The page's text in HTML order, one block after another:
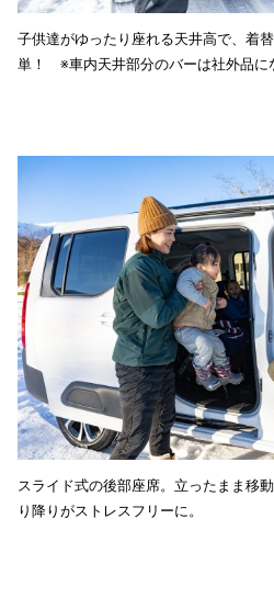
子供達がゆったり座れる天井高で、着
単！ ※車内天井部分のバーは社外品に
スライド式の後部座席。立ったまま移
り降りがストレスフリーに。